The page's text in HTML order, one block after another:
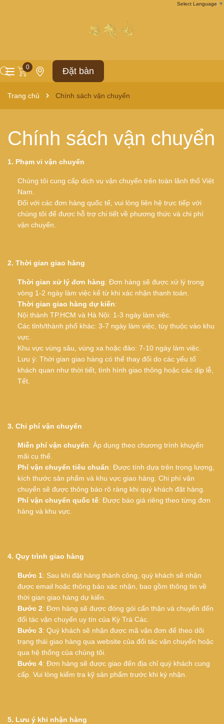
0 Đặt bàn
Select Language ▼
Trang chủ Chính sách vận chuyển
Chính sách vận chuyển
1. Phạm vi vận chuyển
Chúng tôi cung cấp dịch vụ vận chuyển trên toàn lãnh thổ Việt
Nam.
Đối với các đơn hàng quốc tế, vui lòng liên hệ trực tiếp với
chúng tôi để được hỗ trợ chi tiết về phương thức và chi phí
vận chuyển.
2. Thời gian giao hàng
Thời gian xử lý đơn hàng: Đơn hàng sẽ được xử lý trong
vòng 1-2 ngày làm việc kể từ khi xác nhận thanh toán.
Thời gian giao hàng dự kiến:
Nội thành TP.HCM và Hà Nội: 1-3 ngày làm việc.
Các tỉnh/thành phố khác: 3-7 ngày làm việc, tùy thuộc vào khu
vực.
Khu vực vùng sâu, vùng xa hoặc đảo: 7-10 ngày làm việc.
Lưu ý: Thời gian giao hàng có thể thay đổi do các yếu tố
khách quan như thời tiết, tình hình giao thông hoặc các dịp lễ,
Tết.
3. Chi phí vận chuyển
Miễn phí vận chuyển: Áp dụng theo chương trình khuyến
mãi cụ thể.
Phí vận chuyển tiêu chuẩn: Được tính dựa trên trọng lượng,
kích thước sản phẩm và khu vực giao hàng. Chi phí vận
chuyển sẽ được thông báo rõ ràng khi quý khách đặt hàng.
Phí vận chuyển quốc tế: Được báo giá riêng theo từng đơn
hàng và khu vực.
4. Quy trình giao hàng
Bước 1: Sau khi đặt hàng thành công, quý khách sẽ nhận
được email hoặc thông báo xác nhận, bao gồm thông tin về
thời gian giao hàng dự kiến.
Bước 2: Đơn hàng sẽ được đóng gói cẩn thận và chuyển đến
đối tác vận chuyển uy tín của Kỳ Trà Các.
Bước 3: Quý khách sẽ nhận được mã vận đơn để theo dõi
trạng thái giao hàng qua website của đối tác vận chuyển hoặc
qua hệ thống của chúng tôi.
Bước 4: Đơn hàng sẽ được giao đến địa chỉ quý khách cung
cấp. Vui lòng kiểm tra kỹ sản phẩm trước khi ký nhận.
5. Lưu ý khi nhận hàng